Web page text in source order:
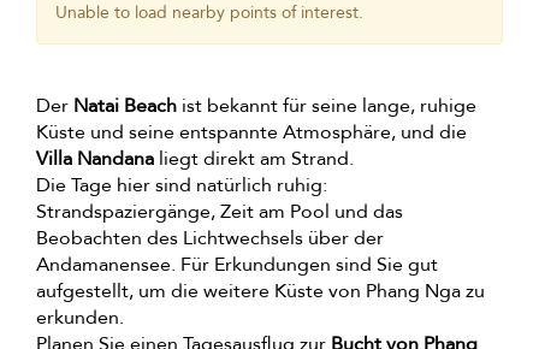
Unable to load nearby points of interest.
Der Natai Beach ist bekannt für seine lange, ruhige
Küste und seine entspannte Atmosphäre, und die
Villa Nandana liegt direkt am Strand.
Die Tage hier sind natürlich ruhig:
Strandspaziergänge, Zeit am Pool und das
Beobachten des Lichtwechsels über der
Andamanensee. Für Erkundungen sind Sie gut
aufgestellt, um die weitere Küste von Phang Nga zu
erkunden.